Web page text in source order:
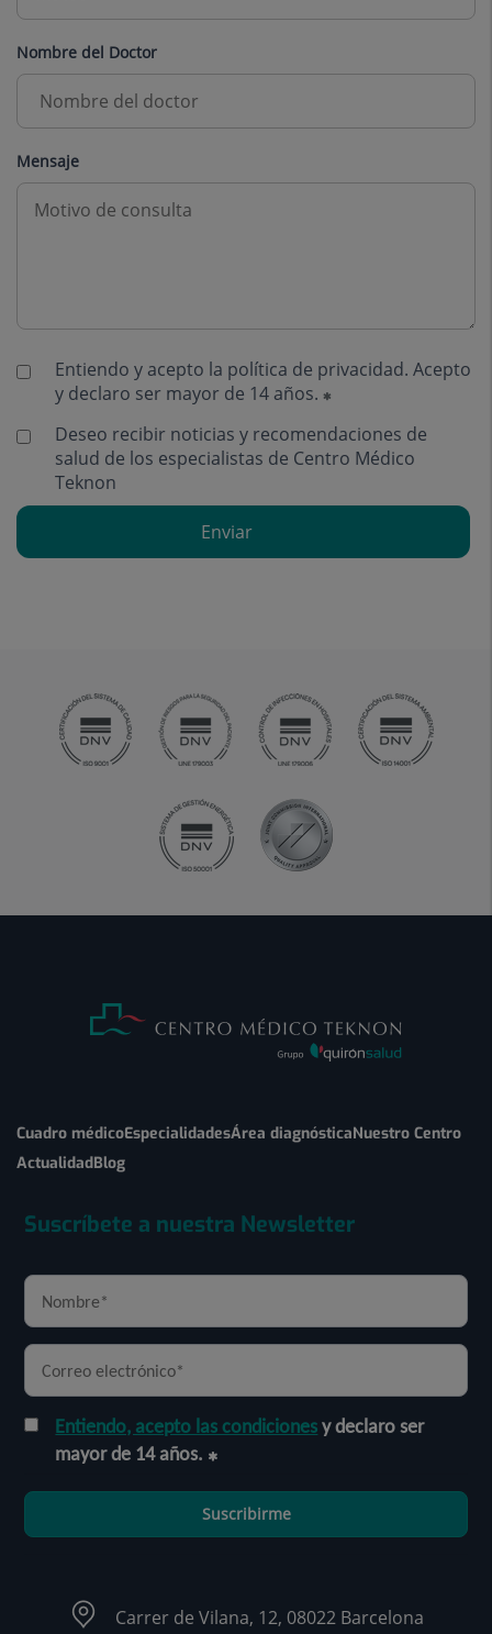
Nombre del Doctor
Mensaje
Entiendo y acepto la política de privacidad. Acepto
y declaro ser mayor de 14 años.
Deseo recibir noticias y recomendaciones de
salud de los especialistas de Centro Médico
Teknon
Enviar
Cuadro médicoEspecialidadesÁrea diagnósticaNuestro Centro
ActualidadBlog
Suscríbete a nuestra Newsletter
Entiendo, acepto las condicionesy declaro ser
mayor de 14 años.
Suscribirme
Carrer de Vilana, 12, 08022 Barcelona